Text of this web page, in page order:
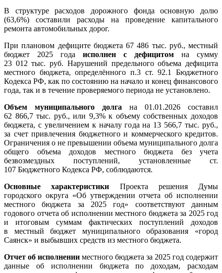
В структуре расходов дорожного фонда основную долю
(63,6%) составили расходы на проведение капитального
ремонта автомобильных дорог.
При плановом дефиците бюджета 67 486 тыс. руб., местный
бюджет 2025 года исполнен с дефицитом на сумму
23 012 тыс. руб. Нарушений предельного объема дефицита
местного бюджета, определённого п.3 ст. 92.1 Бюджетного
Кодекса РФ, как по состоянию на начало и конец финансового
года, так и в течение проверяемого периода не установлено.
Объем муниципального долга на 01.01.2026 составил
62 866,7 тыс. руб., или 9,3% к объему собственных доходов
бюджета, с увеличением к началу года на 13 566,7 тыс. руб.,
за счет привлечения бюджетного и коммерческого кредитов.
Ограничения о не превышении объема муниципального долга
общего объема доходов местного бюджета без учета
безвозмездных поступлений, установленные ст.
107 Бюджетного Кодекса РФ, соблюдаются.
Основные характеристики Проекта решения Думы
городского округа «Об утверждении отчета об исполнении
местного бюджета за 2025 год» соответствуют данным
годового отчета об исполнении местного бюджета за 2025 год
и итоговым суммам фактических поступлений доходов
в местный бюджет муниципального образования «город
Саянск» и выбывших средств из местного бюджета.
Отчет об исполнении местного бюджета за 2025 год содержит
данные об исполнении бюджета по доходам, расходам